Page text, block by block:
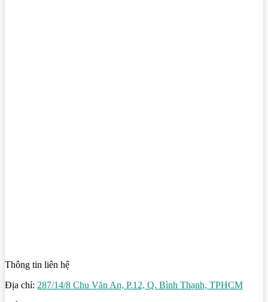
Thông tin liên hệ
Địa chỉ: 287/14/8 Chu Văn An, P.12, Q. Bình Thạnh, TPHCM